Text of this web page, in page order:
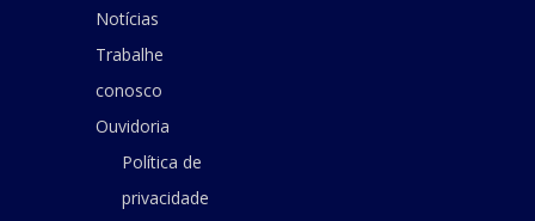
Notícias
Trabalhe
conosco
Ouvidoria
Política de
privacidade